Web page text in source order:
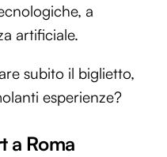
a
artificiale.
subito il biglietto,
esperienze?
a Roma